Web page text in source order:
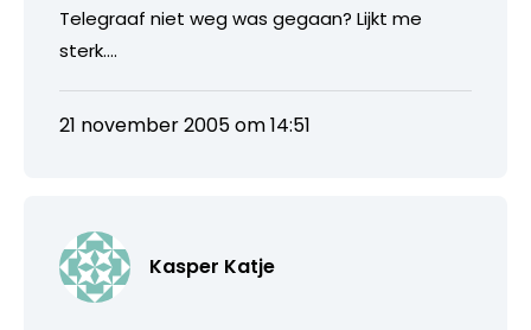
Telegraaf niet weg was gegaan? Lijkt me
sterk….
21 november 2005 om 14:51
Kasper Katje